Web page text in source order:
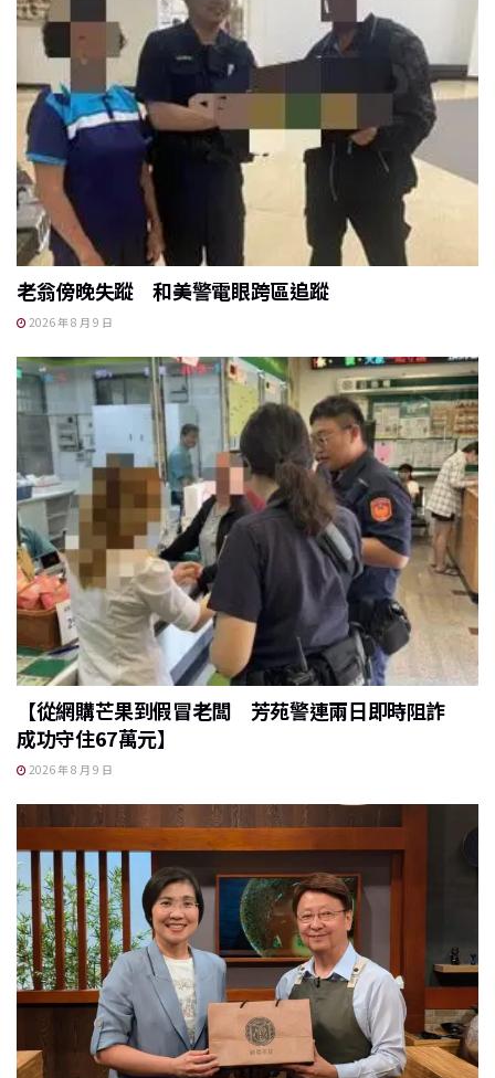
老翁傍晚失蹤 和美警電眼跨區追蹤
2026 年 8 月 9 日
【從網購芒果到假冒老闆 芳苑警連兩日即時阻詐
成功守住67萬元】
2026 年 8 月 9 日